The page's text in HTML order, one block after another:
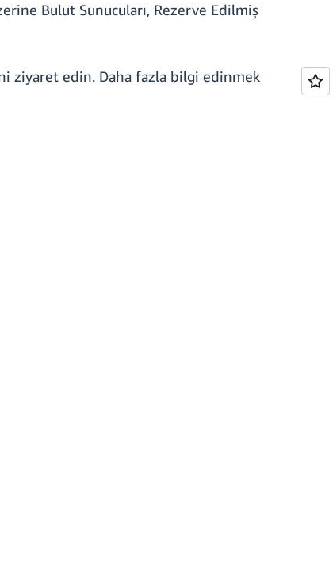
Bulut Sunucuları, Rezerve Edilmiş
ziyaret edin. Daha fazla bilgi edinmek